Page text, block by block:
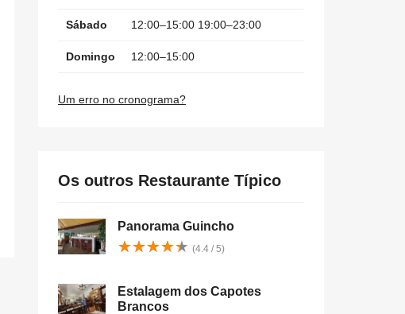
Sábado 12:00–15:00 19:00–23:00
Domingo 12:00–15:00
Um erro no cronograma?
Os outros Restaurante Típico
Panorama Guincho
★★★★★
★★★★★ (4.4 / 5)
Estalagem dos Capotes
Brancos